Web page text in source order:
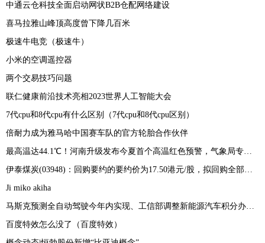
中通云仓科技全面启动网状B2B仓配网络建设
喜马拉雅山峰顶高度曾下降几百米
极速牛电竞（极速牛）
小米的空调遥控器
两个交易技巧问题
联仁健康前沿技术亮相2023世界人工智能大会
7代cpu和8代cpu有什么区别（7代cpu和8代cpu区别）
倍耐力成为雅马哈中国赛车队的官方轮胎合作伙伴
最高温达44.1℃！河南升级发布今夏首个高温红色预警，气象局专家解读此轮高温成因
伊泰煤炭(03948)：回购要约的要约价为17.50港元/股，拟回购全部已发行H股3.26亿股
Ji miko akiha
马斯克预测全自动驾驶今年内实现、工信部调整新能源汽车积分办法｜双碳快报
百度特效怎么没了（百度特效）